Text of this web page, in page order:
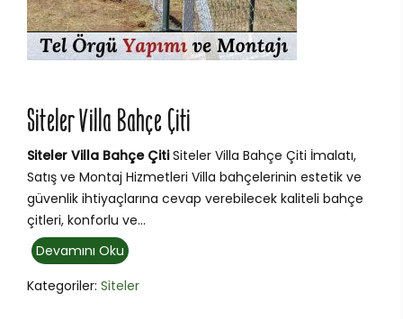
Siteler Villa Bahçe Çiti
Siteler Villa Bahçe ÇitiSiteler Villa Bahçe Çiti İmalatı,
Satış ve Montaj Hizmetleri Villa bahçelerinin estetik ve
güvenlik ihtiyaçlarına cevap verebilecek kaliteli bahçe
çitleri, konforlu ve...
Devamını Oku
Kategoriler: Siteler